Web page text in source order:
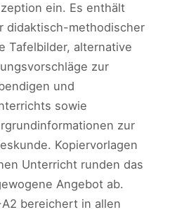
ein. Es enthält
didaktisch-methodischer
Tafelbilder, alternative
zur
und
sowie
zur
Kopiervorlagen
Unterricht runden das
Angebot ab.
bereichert in allen